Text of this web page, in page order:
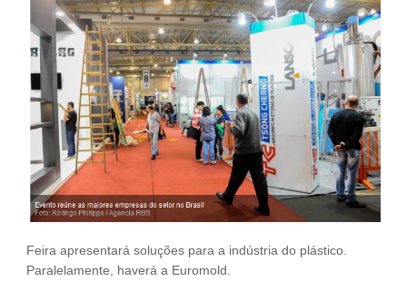
Agenda
Fale Conosco
NOSSAS ASSOCIADAS
SEJA UM ASSOCIADO
VAGAS
Feira apresentará soluções para a indústria do plástico.
Paralelamente, haverá a Euromold.